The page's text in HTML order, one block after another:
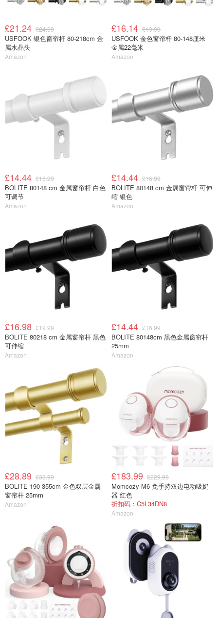
£21.24 £24.99
USFOOK 银色窗帘杆 80-218cm 金
属水晶头
Amazon
£16.14 £19.99
USFOOK 金色窗帘杆 80-148厘米
金属22毫米
Amazon
£14.44 £16.99
BOLITE 80148 cm 金属窗帘杆 白色
可调节
Amazon
£14.44 £16.99
BOLITE 80148 cm 金属窗帘杆 可伸
缩 银色
Amazon
£16.98 £19.99
BOLITE 80218 cm 金属窗帘杆 黑色
可伸缩
Amazon
£14.44 £16.99
BOLITE 80148cm 黑色金属窗帘杆
25mm
Amazon
£28.89 £33.99
BOLITE 190-355cm 金色双层金属
窗帘杆 25mm
Amazon
£183.99 £229.99
Momcozy M6 免手持双边电动吸奶
器 红色
折扣码：C5L34DN8
Amazon